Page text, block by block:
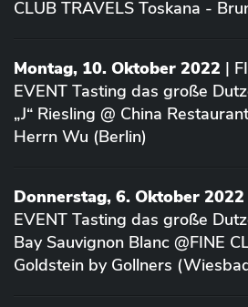
CLUB TRAVELS Toskana -
Montag, 10. Oktober 2022 |
EVENT Tasting das große
„J“ Riesling @ China
Herrn Wu (Berlin)
Donnerstag, 6. Oktober 2022
EVENT Tasting das große
Bay Sauvignon Blanc @FINE
Goldstein by Gollners